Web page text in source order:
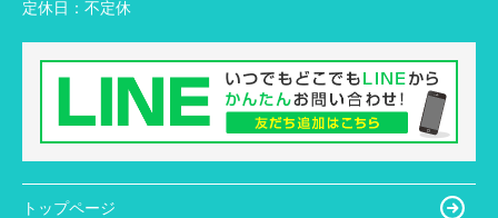
定休日： 不定休
トップページ